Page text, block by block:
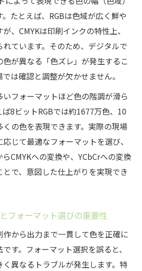
たとえば、RGBは色域が広く鮮や
、CMYKは印刷インクの特性上、
ています。そのため、デジタルで
色が異なる「色ズレ」が発生するこ
は確認と調整が欠かせません。
いフォーマットほど色の階調が滑ら
8ビットRGBでは約1677万色、10
くの色を表現できます。実際の現場
じて最適なフォーマットを選び、
CMYKへの変換や、YCbCrへの変換
で、意図した仕上がりを実現でき
フォーマット選びの重要性
作から出力まで一貫して色を正確に
す。フォーマット選択を誤ると、
異なるトラブルが発生します。特